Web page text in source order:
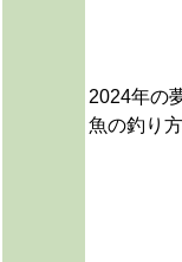
2024年の
魚の釣り